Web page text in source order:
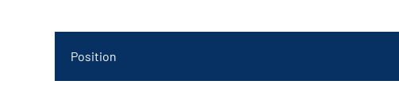
Position